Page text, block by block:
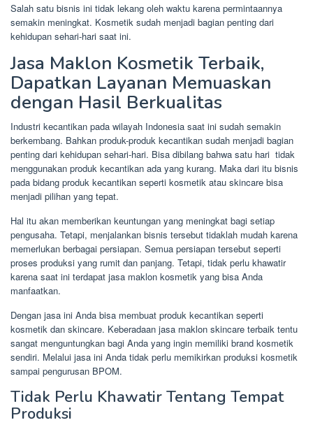
Salah satu bisnis ini tidak lekang oleh waktu karena permintaannya
semakin meningkat. Kosmetik sudah menjadi bagian penting dari
kehidupan sehari-hari saat ini.
Jasa Maklon Kosmetik Terbaik,
Dapatkan Layanan Memuaskan
dengan Hasil Berkualitas
Industri kecantikan pada wilayah Indonesia saat ini sudah semakin
berkembang. Bahkan produk-produk kecantikan sudah menjadi bagian
penting dari kehidupan sehari-hari. Bisa dibilang bahwa satu hari tidak
menggunakan produk kecantikan ada yang kurang. Maka dari itu bisnis
pada bidang produk kecantikan seperti kosmetik atau skincare bisa
menjadi pilihan yang tepat.
Hal itu akan memberikan keuntungan yang meningkat bagi setiap
pengusaha. Tetapi, menjalankan bisnis tersebut tidaklah mudah karena
memerlukan berbagai persiapan. Semua persiapan tersebut seperti
proses produksi yang rumit dan panjang. Tetapi, tidak perlu khawatir
karena saat ini terdapat jasa maklon kosmetik yang bisa Anda
manfaatkan.
Dengan jasa ini Anda bisa membuat produk kecantikan seperti
kosmetik dan skincare. Keberadaan jasa maklon skincare terbaik tentu
sangat menguntungkan bagi Anda yang ingin memiliki brand kosmetik
sendiri. Melalui jasa ini Anda tidak perlu memikirkan produksi kosmetik
sampai pengurusan BPOM.
Tidak Perlu Khawatir Tentang Tempat
Produksi